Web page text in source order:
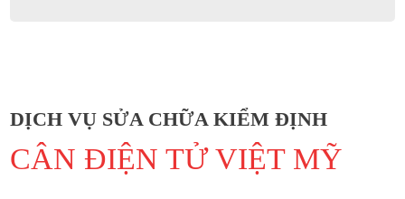
DỊCH VỤ SỬA CHỮA KIỂM ĐỊNH
CÂN ĐIỆN TỬ VIỆT MỸ